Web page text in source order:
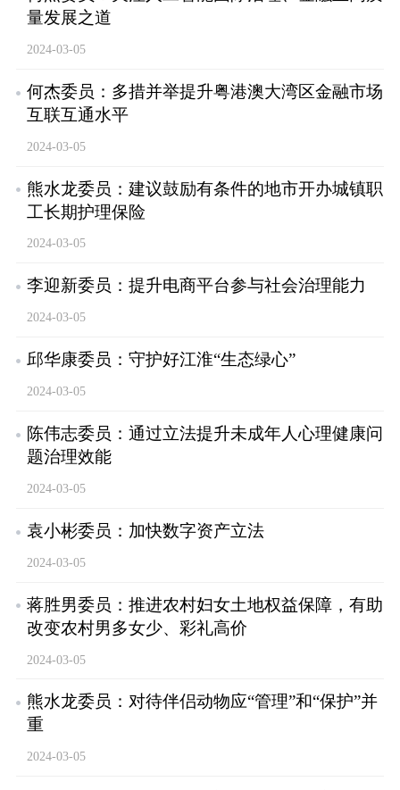
量发展之道
2024-03-05
何杰委员：多措并举提升粤港澳大湾区金融市场
互联互通水平
2024-03-05
熊水龙委员：建议鼓励有条件的地市开办城镇职
工长期护理保险
2024-03-05
李迎新委员：提升电商平台参与社会治理能力
2024-03-05
邱华康委员：守护好江淮“生态绿心”
2024-03-05
陈伟志委员：通过立法提升未成年人心理健康问
题治理效能
2024-03-05
袁小彬委员：加快数字资产立法
2024-03-05
蒋胜男委员：推进农村妇女土地权益保障，有助
改变农村男多女少、彩礼高价
2024-03-05
熊水龙委员：对待伴侣动物应“管理”和“保护”并
重
2024-03-05